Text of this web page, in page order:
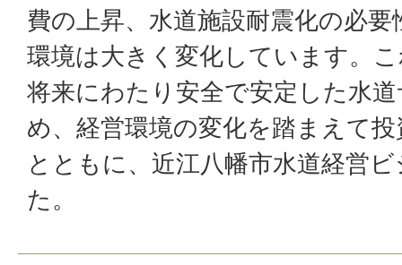
費の上昇、水道施設耐震化の必
環境は大きく変化しています。
将来にわたり安全で安定した水
め、経営環境の変化を踏まえて
とともに、近江八幡市水道経営
た。